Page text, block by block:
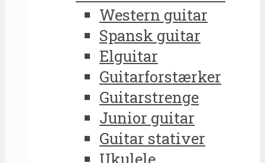
Western guitar
Spansk guitar
Elguitar
Guitarforstærker
Guitarstrenge
Junior guitar
Guitar stativer
Ukulele